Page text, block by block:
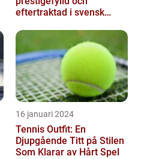
eftertraktad i svensk
16 januari 2024
Tennis Outfit: En
Djupgående Titt på Stilen
Som Klarar av Hårt Spel